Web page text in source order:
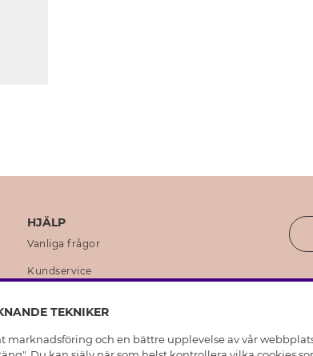
HJÄLP
Vanliga frågor
Kundservice
Skötselråd skinnhandskar
TEKNIKER
och en bättre upplevelse av vår